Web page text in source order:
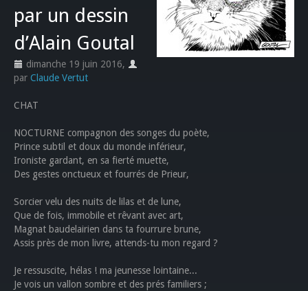
par un dessin
d’Alain Goutal
dimanche 19 juin 2016,
par Claude Vertut
CHAT
NOCTURNE compagnon des songes du poète,
Prince subtil et doux du monde inférieur,
Ironiste gardant, en sa fierté muette,
Des gestes onctueux et fourrés de Prieur,
Sorcier velu des nuits de lilas et de lune,
Que de fois, immobile et rêvant avec art,
Magnat baudelairien dans ta fourrure brune,
Assis près de mon livre, attends-tu mon regard ?
Je ressuscite, hélas ! ma jeunesse lointaine...
Je vois un vallon sombre et des prés familiers ;